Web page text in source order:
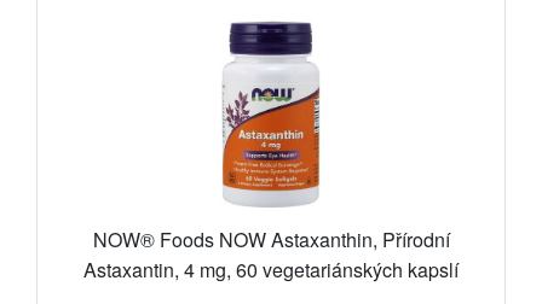
NOW® Foods NOW Astaxanthin, Přírodní
Astaxantin, 4 mg, 60 vegetariánských kapslí